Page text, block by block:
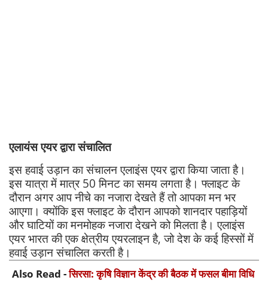
एलायंस एयर द्वारा संचालित
इस हवाई उड़ान का संचालन एलाइंस एयर द्वारा किया जाता है।
इस यात्रा में मात्र 50 मिनट का समय लगता है। फ्लाइट के
दौरान अगर आप नीचे का नजारा देखते हैं तो आपका मन भर
आएगा। क्योंकि इस फ्लाइट के दौरान आपको शानदार पहाड़ियों
और घाटियों का मनमोहक नजारा देखने को मिलता है। एलाइंस
एयर भारत की एक क्षेत्रीय एयरलाइन है, जो देश के कई हिस्सों में
हवाई उड़ान संचालित करती है।
Also Read -सिरसा: कृषि विज्ञान केंद्र की बैठक में फसल बीमा विधि